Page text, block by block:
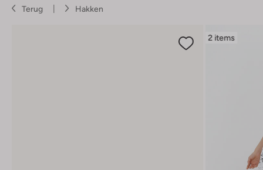
Terug Hakken
2 items